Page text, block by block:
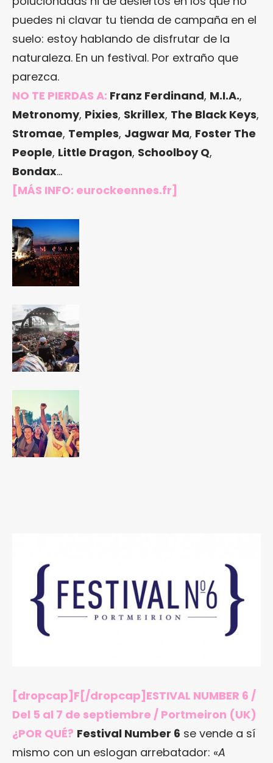
puedes ni clavar tu tienda de campaña en el
suelo: estoy hablando de disfrutar de la
naturaleza. En un festival. Por extraño que
parezca.
NO TE PIERDAS A: Franz Ferdinand, M.I.A.,
Metronomy, Pixies, Skrillex, The Black Keys,
Stromae, Temples, Jagwar Ma, Foster The
People, Little Dragon, Schoolboy Q,
Bondax…
[MÁS INFO: eurockeennes.fr]
[dropcap]F[/dropcap]ESTIVAL NUMBER 6 /
Del 5 al 7 de septiembre / Portmeiron (UK)
¿POR QUÉ? Festival Number 6 se vende a sí
mismo con un eslogan arrebatador: «A